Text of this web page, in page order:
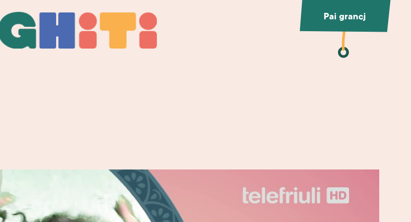
Ghiti
Ghiti Pai grancj